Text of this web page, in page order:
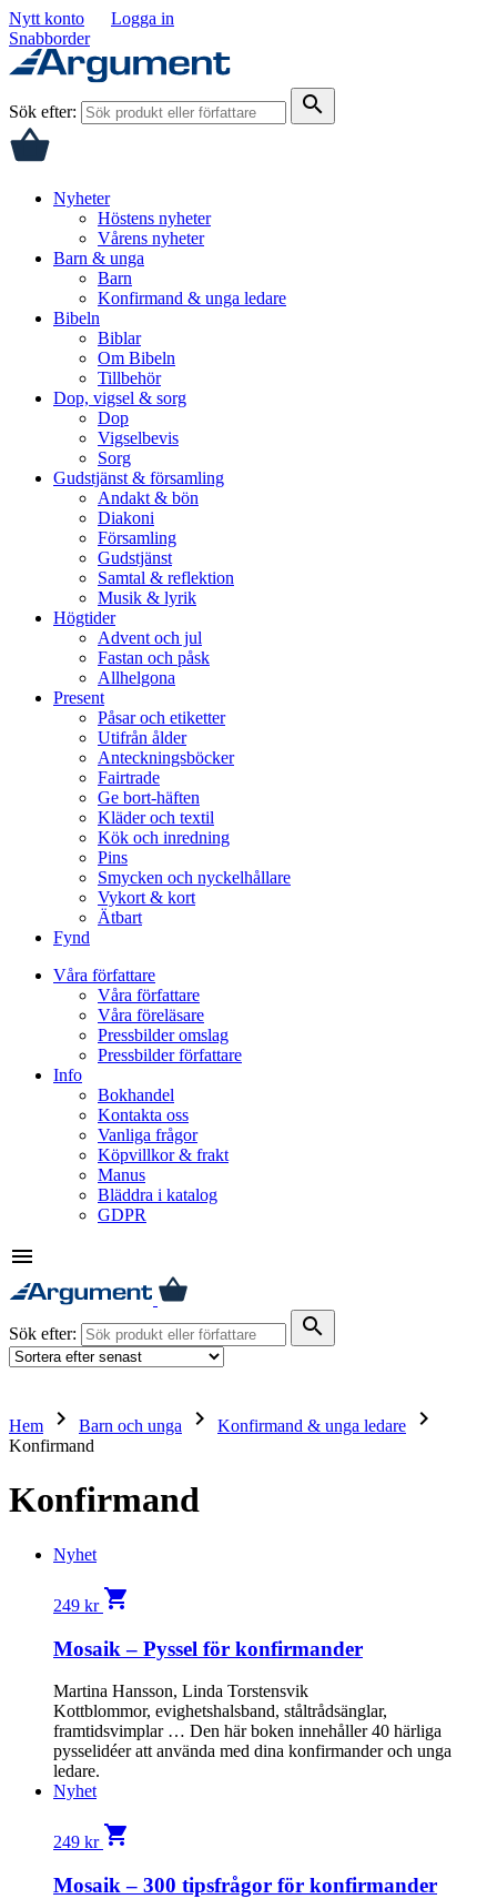
Nytt konto
Logga in
Snabborder
Sök efter: search
Nyheter
Höstens nyheter
Vårens nyheter
Barn & unga
Barn
Konfirmand & unga ledare
Bibeln
Biblar
Om Bibeln
Tillbehör
Dop, vigsel & sorg
Dop
Vigselbevis
Sorg
Gudstjänst & församling
Andakt & bön
Diakoni
Församling
Gudstjänst
Samtal & reflektion
Musik & lyrik
Högtider
Advent och jul
Fastan och påsk
Allhelgona
Present
Påsar och etiketter
Utifrån ålder
Anteckningsböcker
Fairtrade
Ge bort-häften
Kläder och textil
Kök och inredning
Pins
Smycken och nyckelhållare
Vykort & kort
Ätbart
Fynd
Våra författare
Våra författare
Våra föreläsare
Pressbilder omslag
Pressbilder författare
Info
Bokhandel
Kontakta oss
Vanliga frågor
Köpvillkor & frakt
Manus
Bläddra i katalog
GDPR
menu
Sök efter: search
Hem keyboard_arrow_right Barn och unga keyboard_arrow_right Konfirmand & unga ledare keyboard_arrow_right
Konfirmand
Konfirmand
Nyhet
249 kr shopping_cart
Mosaik – Pyssel för konfirmander
Martina Hansson, Linda Torstensvik
Kottblommor, evighetshalsband, ståltrådsänglar,
framtidsvimplar … Den här boken innehåller 40 härliga
pysselidéer att använda med dina konfirmander och unga
ledare.
Nyhet
249 kr shopping_cart
Mosaik – 300 tipsfrågor för konfirmander